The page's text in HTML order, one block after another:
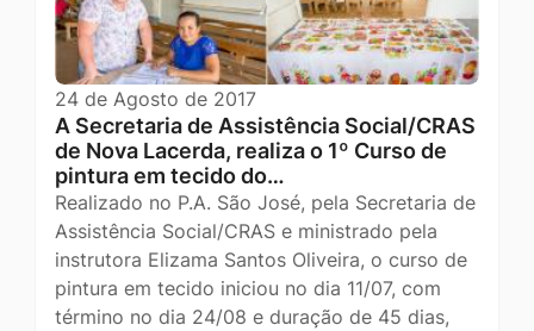
24 de Agosto de 2017
A Secretaria de Assistência Social/CRAS
de Nova Lacerda, realiza o 1º Curso de
pintura em tecido do…
Realizado no P.A. São José, pela Secretaria de
Assistência Social/CRAS e ministrado pela
instrutora Elizama Santos Oliveira, o curso de
pintura em tecido iniciou no dia 11/07, com
término no dia 24/08 e duração de 45 dias,